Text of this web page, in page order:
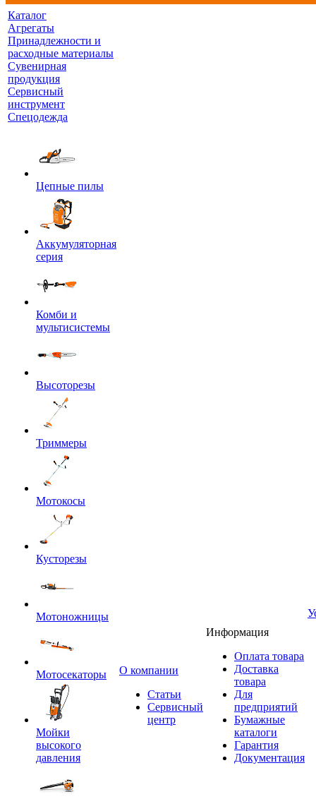
Каталог
Агрегаты
Принадлежности и
расходные материалы
Сувенирная
продукция
Сервисный
инструмент
Спецодежда
Цепные пилы
Аккумуляторная
серия
Комби и
мультисистемы
Высоторезы
Триммеры
Мотокосы
Кусторезы
Мотоножницы
Мотосекаторы
Мойки
высокого
давления
O компании
Статьи
Сервисный
центр
Информация
Оплата товара
Доставка
товара
Для
предприятий
Бумажные
каталоги
Гарантия
Документация